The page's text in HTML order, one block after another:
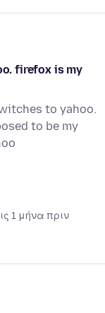
firefox is my
to yahoo.
to be my
1 μήνα πριν